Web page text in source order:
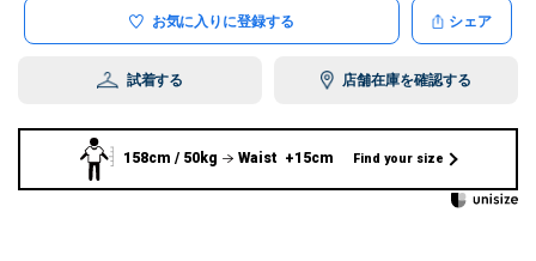
お気に入りに登録する シェア
試着する 店舗在庫を確認する
158cm / 50kg Waist +15cm Find your size